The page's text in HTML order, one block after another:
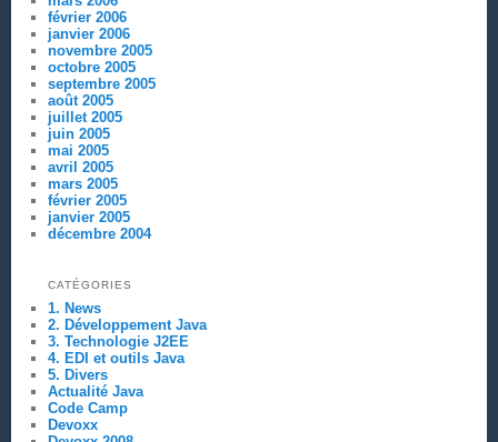
février 2006
janvier 2006
novembre 2005
octobre 2005
septembre 2005
août 2005
juillet 2005
juin 2005
mai 2005
avril 2005
mars 2005
février 2005
janvier 2005
décembre 2004
CATÉGORIES
1. News
2. Développement Java
3. Technologie J2EE
4. EDI et outils Java
5. Divers
Actualité Java
Code Camp
Devoxx